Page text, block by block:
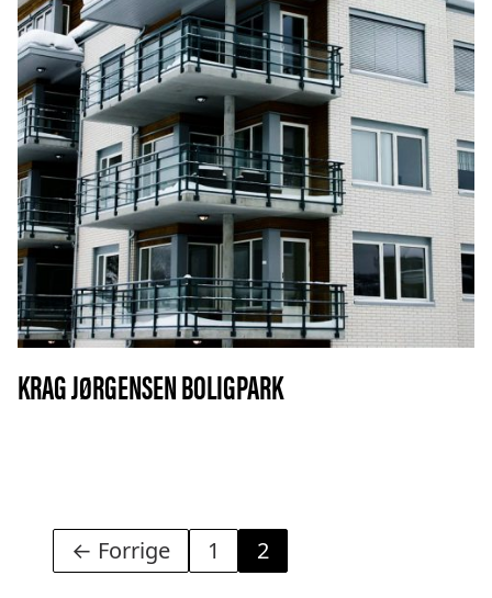
KRAG JØRGENSEN BOLIGPARK
← Forrige 1 2